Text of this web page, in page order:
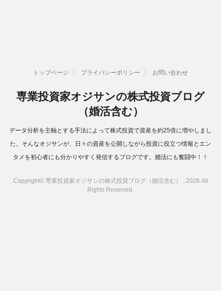
トップページ プライバシーポリシー お問い合わせ
専業投資家オジサンの株式投資ブログ
（婚活含む）
データ分析を主軸とする手法によって株式投資で資産を約25倍に増やしまし
た。そんなオジサンが、日々の資産を公開しながら投資に役立つ情報とエン
タメを初心者にも分かりやすく発信するブログです。婚活にも奮闘中！！
Copyright© 専業投資家オジサンの株式投資ブログ（婚活含む） , 2026 All
Rights Reserved.